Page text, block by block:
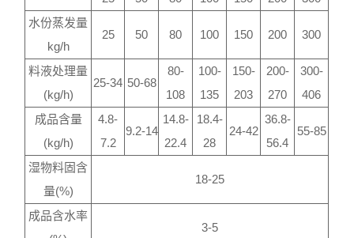
水份蒸发量
kg/h
25 50 80 100 150 200 300
料液处理量
(kg/h)
25-34 50-68
80-
108
100-
135
150-
203
200-
270
300-
406
成品含量
(kg/h)
4.8-
7.2
9.2-14
14.8-
22.4
18.4-
28
24-42
36.8-
56.4
55-85
湿物料固含
量(%)
18-25
成品含水率
3-5